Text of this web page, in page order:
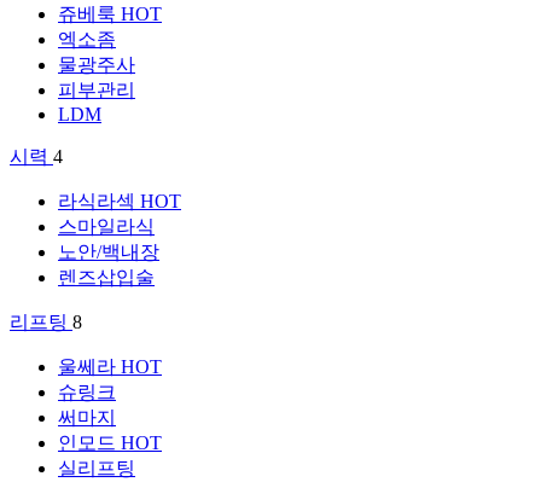
쥬베룩 HOT
엑소좀
물광주사
피부관리
LDM
시력 4
라식라섹 HOT
스마일라식
노안/백내장
렌즈삽입술
리프팅 8
울쎄라 HOT
슈링크
써마지
인모드 HOT
실리프팅